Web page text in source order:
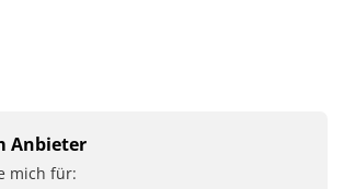
Anbieter
mich für: